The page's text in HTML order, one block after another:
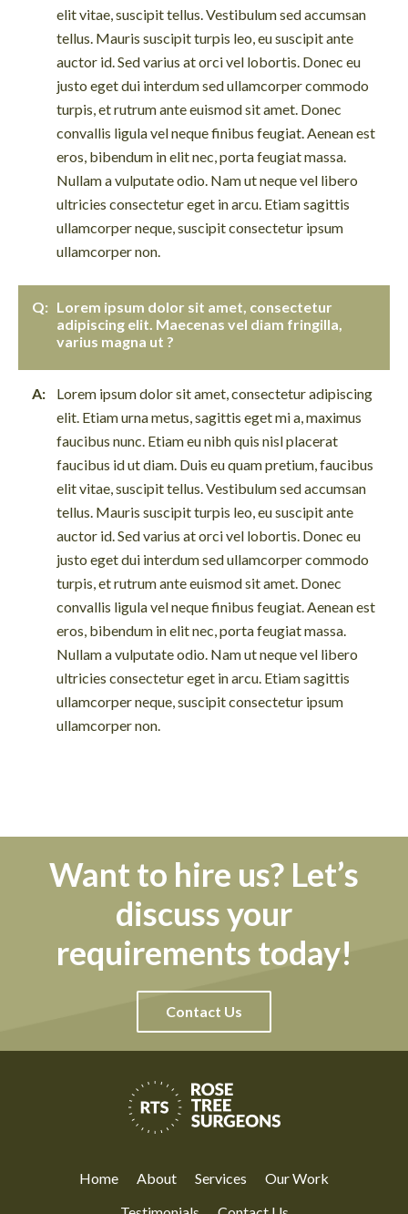
elit vitae, suscipit tellus. Vestibulum sed accumsan
tellus. Mauris suscipit turpis leo, eu suscipit ante
auctor id. Sed varius at orci vel lobortis. Donec eu
justo eget dui interdum sed ullamcorper commodo
turpis, et rutrum ante euismod sit amet. Donec
convallis ligula vel neque finibus feugiat. Aenean est
eros, bibendum in elit nec, porta feugiat massa.
Nullam a vulputate odio. Nam ut neque vel libero
ultricies consectetur eget in arcu. Etiam sagittis
ullamcorper neque, suscipit consectetur ipsum
ullamcorper non.
Lorem ipsum dolor sit amet, consectetur
adipiscing elit. Maecenas vel diam fringilla,
varius magna ut ?
Lorem ipsum dolor sit amet, consectetur adipiscing
elit. Etiam urna metus, sagittis eget mi a, maximus
faucibus nunc. Etiam eu nibh quis nisl placerat
faucibus id ut diam. Duis eu quam pretium, faucibus
elit vitae, suscipit tellus. Vestibulum sed accumsan
tellus. Mauris suscipit turpis leo, eu suscipit ante
auctor id. Sed varius at orci vel lobortis. Donec eu
justo eget dui interdum sed ullamcorper commodo
turpis, et rutrum ante euismod sit amet. Donec
convallis ligula vel neque finibus feugiat. Aenean est
eros, bibendum in elit nec, porta feugiat massa.
Nullam a vulputate odio. Nam ut neque vel libero
ultricies consectetur eget in arcu. Etiam sagittis
ullamcorper neque, suscipit consectetur ipsum
ullamcorper non.
Want to hire us? Let’s
discuss your
requirements today!
Contact Us
Home About Services
Our Work